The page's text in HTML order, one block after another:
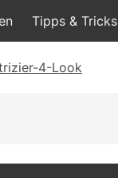
Tipps & Tricks
4-Look